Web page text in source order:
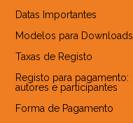
Datas Importantes
Modelos para Downloads
Taxas de Registo
Registo para pagamento:
autores e participantes
Forma de Pagamento